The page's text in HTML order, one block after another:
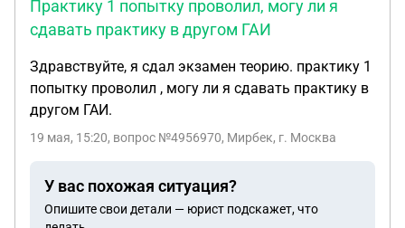
Практику 1 попытку проволил, могу ли я
сдавать практику в другом ГАИ
Здравствуйте, я сдал экзамен теорию. практику 1
попытку проволил , могу ли я сдавать практику в
другом ГАИ.
19 мая, 15:20, вопрос №4956970, Мирбек, г. Москва
У вас похожая ситуация?
Опишите свои детали — юрист подскажет, что